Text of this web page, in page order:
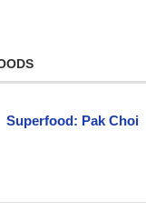
Superfood: Pak Choi